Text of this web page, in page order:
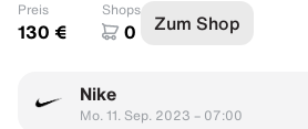
Preis
130 €
Shops
0 Zum Shop
Nike
Mo. 11. Sep. 2023 – 07:00